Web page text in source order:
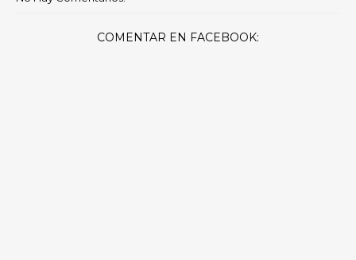
COMENTAR EN FACEBOOK: